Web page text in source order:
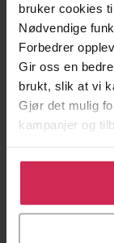
bruker cookies
Nødvendige
Forbedrer
Gir oss en
brukt, slik at vi
Gjør det mulig
kampanjer og
Klikk på
bruke cookies
tilpasse ditt
Premium
Vinner av